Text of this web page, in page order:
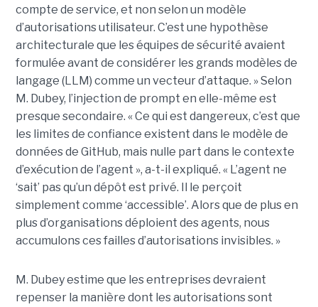
compte de service, et non selon un modèle
d’autorisations utilisateur. C’est une hypothèse
architecturale que les équipes de sécurité avaient
formulée avant de considérer les grands modèles de
langage (LLM) comme un vecteur d’attaque. » Selon
M. Dubey, l’injection de prompt en elle-même est
presque secondaire. « Ce qui est dangereux, c’est que
les limites de confiance existent dans le modèle de
données de GitHub, mais nulle part dans le contexte
d’exécution de l’agent », a-t-il expliqué. « L’agent ne
‘sait’ pas qu’un dépôt est privé. Il le perçoit
simplement comme ‘accessible’. Alors que de plus en
plus d’organisations déploient des agents, nous
accumulons ces failles d’autorisations invisibles. »
M. Dubey estime que les entreprises devraient
repenser la manière dont les autorisations sont